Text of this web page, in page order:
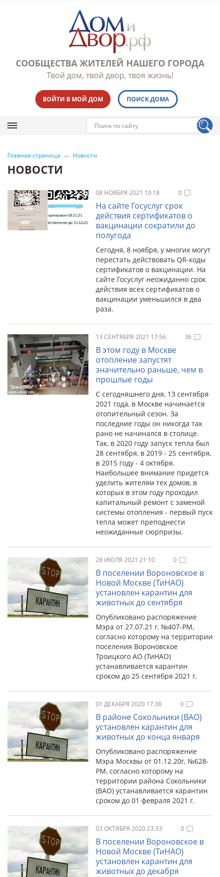
СООБЩЕСТВА ЖИТЕЛЕЙ НАШЕГО ГОРОДА
Твой дом, твой двор, твоя жизнь!
ВОЙТИ В МОЙ ДОМ ПОИСК ДОМА
Главная страница Новости
НОВОСТИ
08 НОЯБРЯ 2021 10:18 0
На сайте Госуслуг срок
действия сертификатов о
вакцинации сократили до
полугода
Сегодня, 8 ноября, у многих могут
перестать действовать QR-коды
сертификатов о вакцинации. На
сайте Госуслуг неожиданно срок
действия всех сертификатов о
вакцинации уменьшился в два
раза.
13 СЕНТЯБРЯ 2021 17:56 36
В этом году в Москве
отопление запустят
значительно раньше, чем в
прошлые годы
С сегодняшнего дня, 13 сентября
2021 года, в Москве начинается
отопительный сезон. За
последние годы он никогда так
рано не начинался в столице.
Так, в 2020 году запуск тепла был
28 сентября, в 2019 - 25 сентября,
в 2015 году - 4 октября.
Наибольшее внимание придется
уделить жителям тех домов, в
которых в этом году проходил
капитальный ремонт с заменой
системы отопления - первый пуск
тепла может преподнести
неожиданные сюрпризы.
28 ИЮЛЯ 2021 21:10 0
В поселении Вороновское в
Новой Москве (ТиНАО)
установлен карантин для
животных до сентября
Опубликовано распоряжение
Мэра от 27.07.21 г. №407-РМ,
согласно которому на территории
поселения Вороновское
Троицкого АО (ТиНАО)
устанавливается карантин
сроком до 25 сентября 2021 г.
01 ДЕКАБРЯ 2020 17:38 0
В районе Сокольники (ВАО)
установлен карантин для
животных до конца января
Опубликовано распоряжение
Мэра Москвы от 01.12.20г. №628-
РМ, согласно которому на
территории района Сокольники
(ВАО) устанавливается карантин
сроком до 01 февраля 2021 г.
03 ОКТЯБРЯ 2020 23:33 0
В поселении Вороновское в
Новой Москве (ТиНАО)
установлен карантин для
животных до декабря